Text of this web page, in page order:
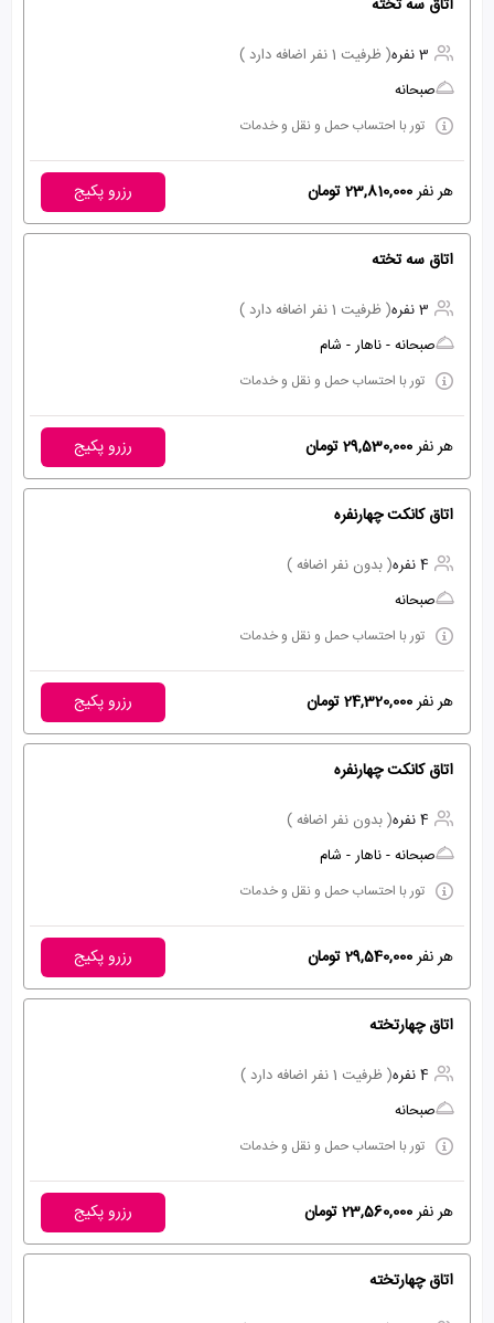
اتاق سه تخته
3 نفره
( ظرفیت 1 نفر اضافه دارد )
صبحانه
تور با احتساب حمل و نقل و خدمات
هر نفر23,810,000 تومان رزرو پکیج
اتاق سه تخته
3 نفره
( ظرفیت 1 نفر اضافه دارد )
صبحانه - ناهار - شام
تور با احتساب حمل و نقل و خدمات
هر نفر29,530,000 تومان رزرو پکیج
اتاق کانکت چهارنفره
4 نفره
( بدون نفر اضافه )
صبحانه
تور با احتساب حمل و نقل و خدمات
هر نفر24,320,000 تومان رزرو پکیج
اتاق کانکت چهارنفره
4 نفره
( بدون نفر اضافه )
صبحانه - ناهار - شام
تور با احتساب حمل و نقل و خدمات
هر نفر29,540,000 تومان رزرو پکیج
اتاق چهارتخته
4 نفره
( ظرفیت 1 نفر اضافه دارد )
صبحانه
تور با احتساب حمل و نقل و خدمات
هر نفر23,560,000 تومان رزرو پکیج
اتاق چهارتخته